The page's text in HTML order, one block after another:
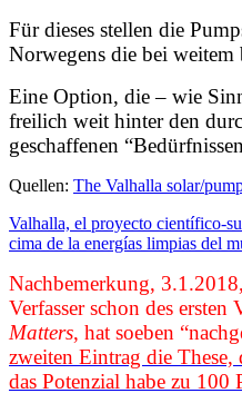
Für dieses stellen die
Norwegens die bei weitem
Eine Option, die – wie
freilich weit hinter den
geschaffenen
Quellen: The Valhalla solar/
Valhalla, el proyecto científico-
cima de la energías limpias del
Nachbemerkung,
Verfasser schon des ersten
Matters, hat soeben
zweiten Eintrag die
das Potenzial habe zu 100